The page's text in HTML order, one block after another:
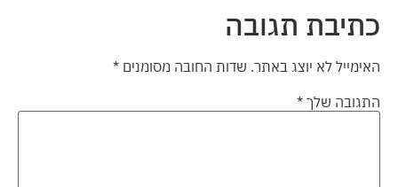
כתיבת תגובה
האימייל לא יוצג באתר. שדות החובה מסומנים *
התגובה שלך *